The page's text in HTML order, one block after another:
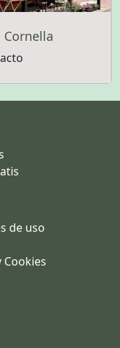
Cornella
de uso
Cookies